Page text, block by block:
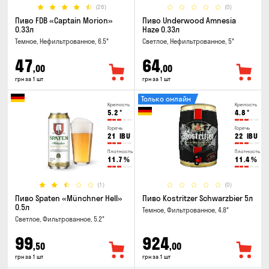
(26)
Пиво FDB «Captain Morion»
0.33л
Темное, Нефильтрованное, 6.5°
47,00
грн за 1 шт
(0)
Пиво Underwood Amnesia
Haze 0.33л
Светлое, Нефильтрованное, 5°
64,00
грн за 1 шт
Крепость
5.2 °
Горечь
21 IBU
Плотность
11.7 %
(1)
Пиво Spaten «Münchner Hell»
0.5л
Светлое, Фильтрованное, 5.2°
99,50
грн за 1 шт
Крепость
4.8 °
Горечь
22 IBU
Плотность
11.4%
(0)
Только онлайн
Пиво Kostritzer Schwarzbier 5л
Темное, Фильтрованное, 4.8°
924,00
грн за 1 шт